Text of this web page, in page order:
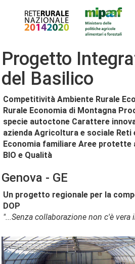
Progetto
del Basilico
Competitività Ambiente Rurale
Rurale Economia di Montagna
specie autoctone Carattere
azienda Agricoltura e sociale Reti
Economia familiare Aree protette
BIO e Qualità
Genova - GE
Un progetto regionale per la
DOP
"...Senza collaborazione non c'è vera